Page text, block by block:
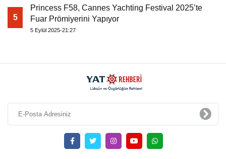
5
Princess F58, Cannes Yachting Festival 2025’te
Fuar Prömiyerini Yapıyor
5 Eylül 2025-21:27